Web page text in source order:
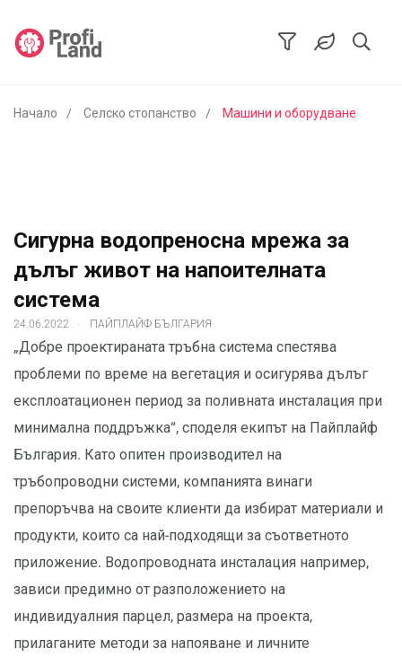
Начало Селско стопанство Машини и оборудване
Сигурна водопреносна мрежа за
дълъг живот на напоителната
система
24.06.2022 . ПАЙПЛАЙФ БЪЛГАРИЯ
„Добре проектираната тръбна система спестява
проблеми по време на вегетация и осигурява дълъг
експлоатационен период за поливната инсталация при
минимална поддръжка“, споделя екипът на Пайплайф
България. Като опитен производител на
тръбопроводни системи, компанията винаги
препоръчва на своите клиенти да избират материали и
продукти, които са най-подходящи за съответното
приложение. Водопроводната инсталация например,
зависи предимно от разположението на
индивидуалния парцел, размера на проекта,
прилаганите методи за напояване и личните